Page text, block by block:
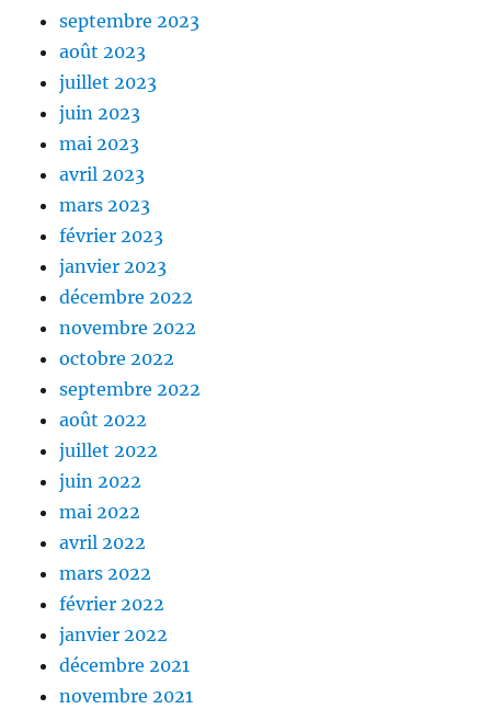
septembre 2023
août 2023
juillet 2023
juin 2023
mai 2023
avril 2023
mars 2023
février 2023
janvier 2023
décembre 2022
novembre 2022
octobre 2022
septembre 2022
août 2022
juillet 2022
juin 2022
mai 2022
avril 2022
mars 2022
février 2022
janvier 2022
décembre 2021
novembre 2021